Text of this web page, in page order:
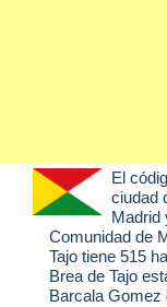
El
ciudad
Madrid
Comunidad de
Tajo tiene 515
Brea de Tajo
Barcala Gomez